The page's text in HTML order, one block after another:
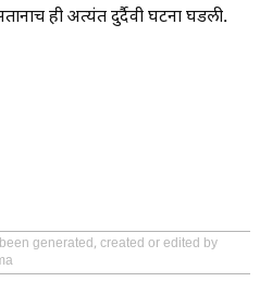
ही अत्यंत दुर्दैवी घटना घडली.
generated, created or edited by